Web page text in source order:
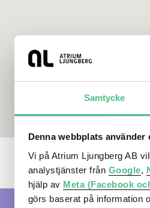
Samtycke
Denna webbplats
Vi på Atrium Ljungberg AB
analystjänster från Google,
hjälp av Meta (Facebook
görs baserat på information